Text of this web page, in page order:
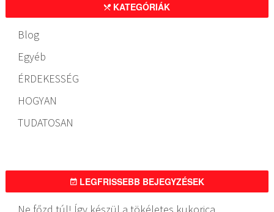
KATEGÓRIÁK
Blog
Egyéb
ÉRDEKESSÉG
HOGYAN
TUDATOSAN
LEGFRISSEBB BEJEGYZÉSEK